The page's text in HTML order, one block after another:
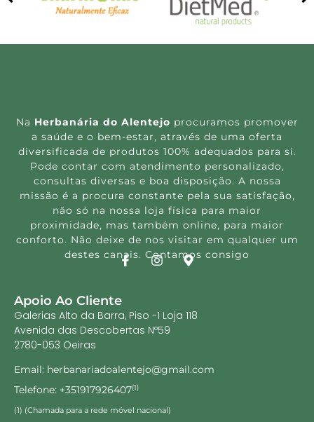
Na Herbanária do Alentejo procuramos promover
a saúde e o bem-estar, através de uma oferta
diversificada de produtos 100% adequados para si.
Pode contar com atendimento personalizado,
consultas diversas e boa disposição. A nossa
missão é a procura constante pela sua satisfação,
não só na nossa loja física para maior
proximidade, mas também online, para maior
conforto. Não deixe de nos visitar em qualquer um
destes canais. Contamos consigo
Apoio Ao Cliente
Galerias Alto da Barra, Piso -1 Loja 118
Avenida das Descobertas Nº59
2780-053 Oeiras
Email: herbanariadoalentejo@gmail.com
Telefone: +351917926407(1)
(1) (Chamada para a rede móvel nacional)